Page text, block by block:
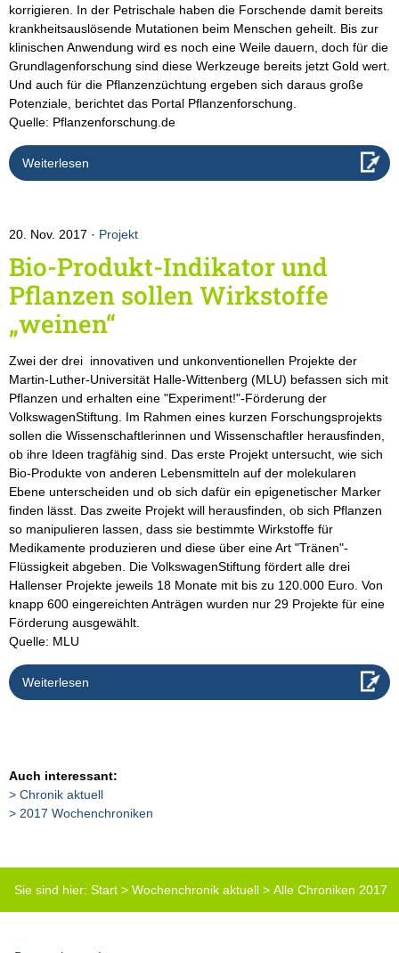
korrigieren. In der Petrischale haben die Forschende damit bereits
krankheitsauslösende Mutationen beim Menschen geheilt. Bis zur
klinischen Anwendung wird es noch eine Weile dauern, doch für die
Grundlagenforschung sind diese Werkzeuge bereits jetzt Gold wert.
Und auch für die Pflanzenzüchtung ergeben sich daraus große
Potenziale, berichtet das Portal Pflanzenforschung.
Quelle: Pflanzenforschung.de
Weiterlesen
20. Nov. 2017 Projekt
Bio-Produkt-Indikator und
Pflanzen sollen Wirkstoffe
„weinen“
Zwei der drei innovativen und unkonventionellen Projekte der
Martin-Luther-Universität Halle-Wittenberg (MLU) befassen sich mit
Pflanzen und erhalten eine "Experiment!"-Förderung der
VolkswagenStiftung. Im Rahmen eines kurzen Forschungsprojekts
sollen die Wissenschaftlerinnen und Wissenschaftler herausfinden,
ob ihre Ideen tragfähig sind. Das erste Projekt untersucht, wie sich
Bio-Produkte von anderen Lebensmitteln auf der molekularen
Ebene unterscheiden und ob sich dafür ein epigenetischer Marker
finden lässt. Das zweite Projekt will herausfinden, ob sich Pflanzen
so manipulieren lassen, dass sie bestimmte Wirkstoffe für
Medikamente produzieren und diese über eine Art "Tränen"-
Flüssigkeit abgeben. Die VolkswagenStiftung fördert alle drei
Hallenser Projekte jeweils 18 Monate mit bis zu 120.000 Euro. Von
knapp 600 eingereichten Anträgen wurden nur 29 Projekte für eine
Förderung ausgewählt.
Quelle: MLU
Weiterlesen
Auch interessant:
Chronik aktuell
2017 Wochenchroniken
Sie sind hier: Start > Wochenchronik aktuell > Alle Chroniken 2017